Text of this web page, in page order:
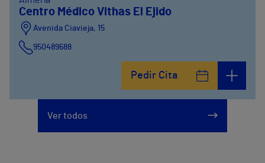
Centro Médico Vithas El Ejido
Avenida Ciavieja, 15
950489688
Pedir Cita
Ver todos